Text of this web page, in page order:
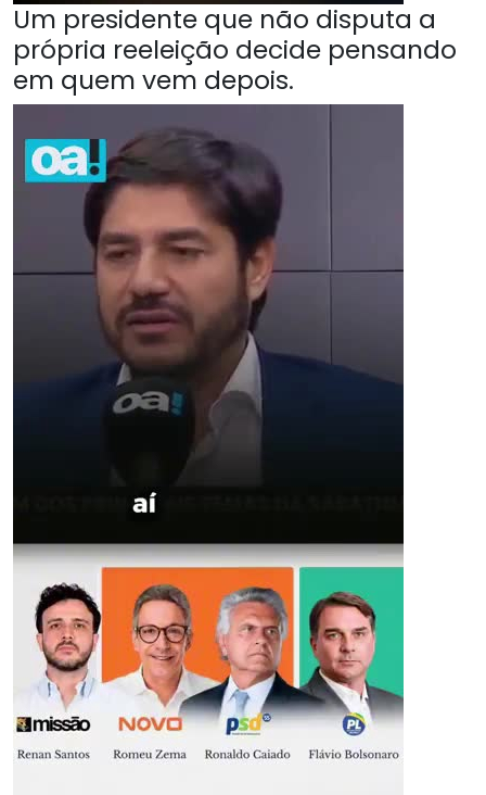
Um presidente que não disputa a
própria reeleição decide pensando
em quem vem depois.